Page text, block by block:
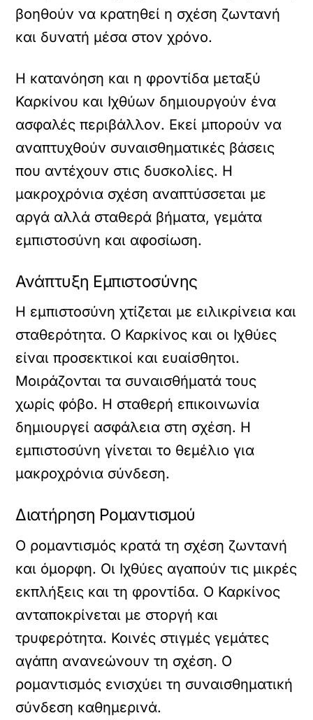
βοηθούν να κρατηθεί η σχέση ζωντανή
και δυνατή μέσα στον χρόνο.
Η κατανόηση και η φροντίδα μεταξύ
Καρκίνου και Ιχθύων δημιουργούν ένα
ασφαλές περιβάλλον. Εκεί μπορούν να
αναπτυχθούν συναισθηματικές βάσεις
που αντέχουν στις δυσκολίες. Η
μακροχρόνια σχέση αναπτύσσεται με
αργά αλλά σταθερά βήματα, γεμάτα
εμπιστοσύνη και αφοσίωση.
Ανάπτυξη Εμπιστοσύνης
Η εμπιστοσύνη χτίζεται με ειλικρίνεια και
σταθερότητα. Ο Καρκίνος και οι Ιχθύες
είναι προσεκτικοί και ευαίσθητοι.
Μοιράζονται τα συναισθήματά τους
χωρίς φόβο. Η σταθερή επικοινωνία
δημιουργεί ασφάλεια στη σχέση. Η
εμπιστοσύνη γίνεται το θεμέλιο για
μακροχρόνια σύνδεση.
Διατήρηση Ρομαντισμού
Ο ρομαντισμός κρατά τη σχέση ζωντανή
και όμορφη. Οι Ιχθύες αγαπούν τις μικρές
εκπλήξεις και τη φροντίδα. Ο Καρκίνος
ανταποκρίνεται με στοργή και
τρυφερότητα. Κοινές στιγμές γεμάτες
αγάπη ανανεώνουν τη σχέση. Ο
ρομαντισμός ενισχύει τη συναισθηματική
σύνδεση καθημερινά.